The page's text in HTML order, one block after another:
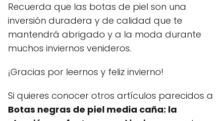
Recuerda que las botas de piel son una
inversión duradera y de calidad que te
mantendrá abrigado y a la moda durante
muchos inviernos venideros.
¡Gracias por leernos y feliz invierno!
Si quieres conocer otros artículos parecidos a
Botas negras de piel media caña: la